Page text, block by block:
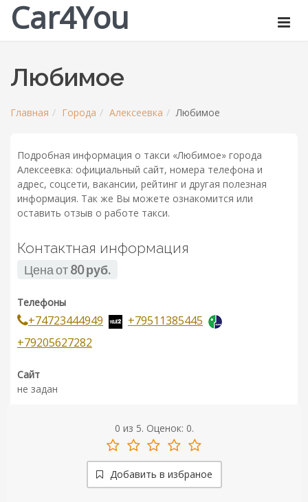
Car4You
Любимое
Главная Города Алексеевка Любимое
Подробная информация о такси «Любимое» города
Алексеевка: официальный сайт, номера телефона и
адрес, соцсети, вакансии, рейтинг и другая полезная
информация. Так же Вы можете ознакомится или
оставить отзыв о работе такси.
Контактная информация
Цена от80 руб.
Телефоны
+74723444949
+79511385445
+79205627282
Сайт
не задан
0 из 5. Оценок: 0.
Добавить в избраное